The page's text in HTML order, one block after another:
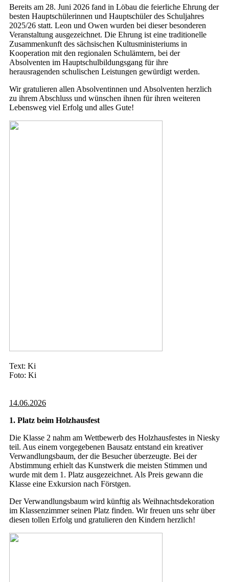
Bereits am 28. Juni 2026 fand in Löbau die feierliche Ehrung der
besten Hauptschülerinnen und Hauptschüler des Schuljahres
2025/26 statt. Leon und Owen wurden bei dieser besonderen
Veranstaltung ausgezeichnet. Die Ehrung ist eine traditionelle
Zusammenkunft des sächsischen Kultusministeriums in
Kooperation mit den regionalen Schulämtern, bei der
Absolventen im Hauptschulbildungsgang für ihre
herausragenden schulischen Leistungen gewürdigt werden.
Wir gratulieren allen Absolventinnen und Absolventen herzlich
zu ihrem Abschluss und wünschen ihnen für ihren weiteren
Lebensweg viel Erfolg und alles Gute!
Text: Ki
Foto: Ki
14.06.2026
1. Platz beim Holzhausfest
Die Klasse 2 nahm am Wettbewerb des Holzhausfestes in Niesky
teil. Aus einem vorgegebenen Bausatz entstand ein kreativer
Verwandlungsbaum, der die Besucher überzeugte. Bei der
Abstimmung erhielt das Kunstwerk die meisten Stimmen und
wurde mit dem 1. Platz ausgezeichnet. Als Preis gewann die
Klasse eine Exkursion nach Förstgen.
Der Verwandlungsbaum wird künftig als Weihnachtsdekoration
im Klassenzimmer seinen Platz finden. Wir freuen uns sehr über
diesen tollen Erfolg und gratulieren den Kindern herzlich!